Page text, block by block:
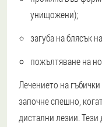
унищожени);
загуба на блясък
пожълтяване на
Лечението на
започне спешно,
дистални лезии.